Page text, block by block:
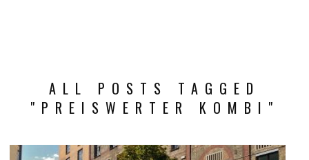
ALL POSTS TAGGED
"PREISWERTER KOMBI"